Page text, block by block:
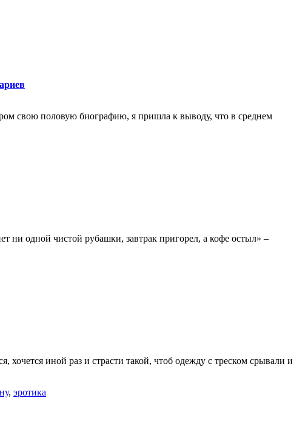
свою по­ловую биографию, я пришла к выводу, что в среднем
ни одной чистой рубашки, завтрак пригорел, а кофе остыл» –
иной раз и страсти такой, чтоб одежду с треском срывали и
, эротика